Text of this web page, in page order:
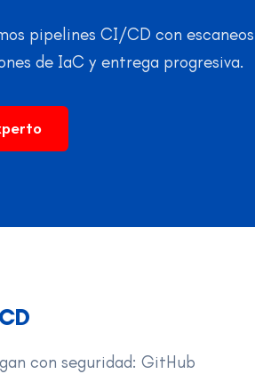
pipelines CI/CD con escaneos
de IaC y entrega progresiva.
con seguridad: GitHub